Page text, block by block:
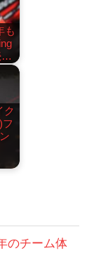
も
…
ク
のチーム体